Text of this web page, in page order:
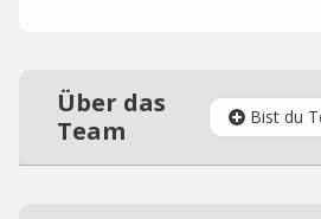
Über das
Team
Bist du